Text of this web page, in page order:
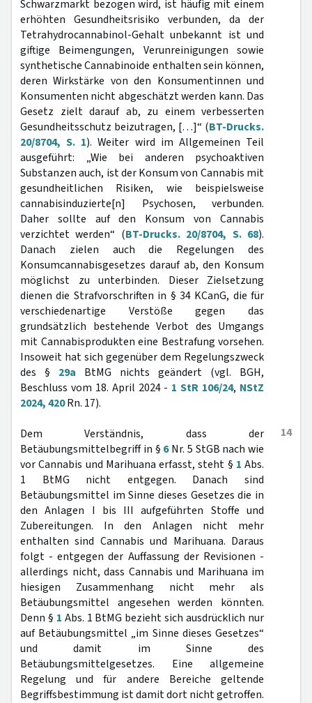
Schwarzmarkt bezogen wird, ist häufig mit einem
erhöhten Gesundheitsrisiko verbunden, da der
Tetrahydrocannabinol-Gehalt unbekannt ist und
giftige Beimengungen, Verunreinigungen sowie
synthetische Cannabinoide enthalten sein können,
deren Wirkstärke von den Konsumentinnen und
Konsumenten nicht abgeschätzt werden kann. Das
Gesetz zielt darauf ab, zu einem verbesserten
Gesundheitsschutz beizutragen, […]“ (BT-Drucks.
20/8704, S. 1). Weiter wird im Allgemeinen Teil
ausgeführt: „Wie bei anderen psychoaktiven
Substanzen auch, ist der Konsum von Cannabis mit
gesundheitlichen Risiken, wie beispielsweise
cannabisinduzierte[n] Psychosen, verbunden.
Daher sollte auf den Konsum von Cannabis
verzichtet werden“ (BT-Drucks. 20/8704, S. 68).
Danach zielen auch die Regelungen des
Konsumcannabisgesetzes darauf ab, den Konsum
möglichst zu unterbinden. Dieser Zielsetzung
dienen die Strafvorschriften in § 34 KCanG, die für
verschiedenartige Verstöße gegen das
grundsätzlich bestehende Verbot des Umgangs
mit Cannabisprodukten eine Bestrafung vorsehen.
Insoweit hat sich gegenüber dem Regelungszweck
des § 29a BtMG nichts geändert (vgl. BGH,
Beschluss vom 18. April 2024 - 1 StR 106/24, NStZ
2024, 420Rn. 17).
14
Dem Verständnis, dass der
Betäubungsmittelbegriff in § 6Nr. 5 StGB nach wie
vor Cannabis und Marihuana erfasst, steht § 1 Abs.
1 BtMG nicht entgegen. Danach sind
Betäubungsmittel im Sinne dieses Gesetzes die in
den Anlagen I bis III aufgeführten Stoffe und
Zubereitungen. In den Anlagen nicht mehr
enthalten sind Cannabis und Marihuana. Daraus
folgt - entgegen der Auffassung der Revisionen -
allerdings nicht, dass Cannabis und Marihuana im
hiesigen Zusammenhang nicht mehr als
Betäubungsmittel angesehen werden könnten.
Denn § 1 Abs. 1 BtMG bezieht sich ausdrücklich nur
auf Betäubungsmittel „im Sinne dieses Gesetzes“
und damit im Sinne des
Betäubungsmittelgesetzes. Eine allgemeine
Regelung und für andere Bereiche geltende
Begriffsbestimmung ist damit dort nicht getroffen.